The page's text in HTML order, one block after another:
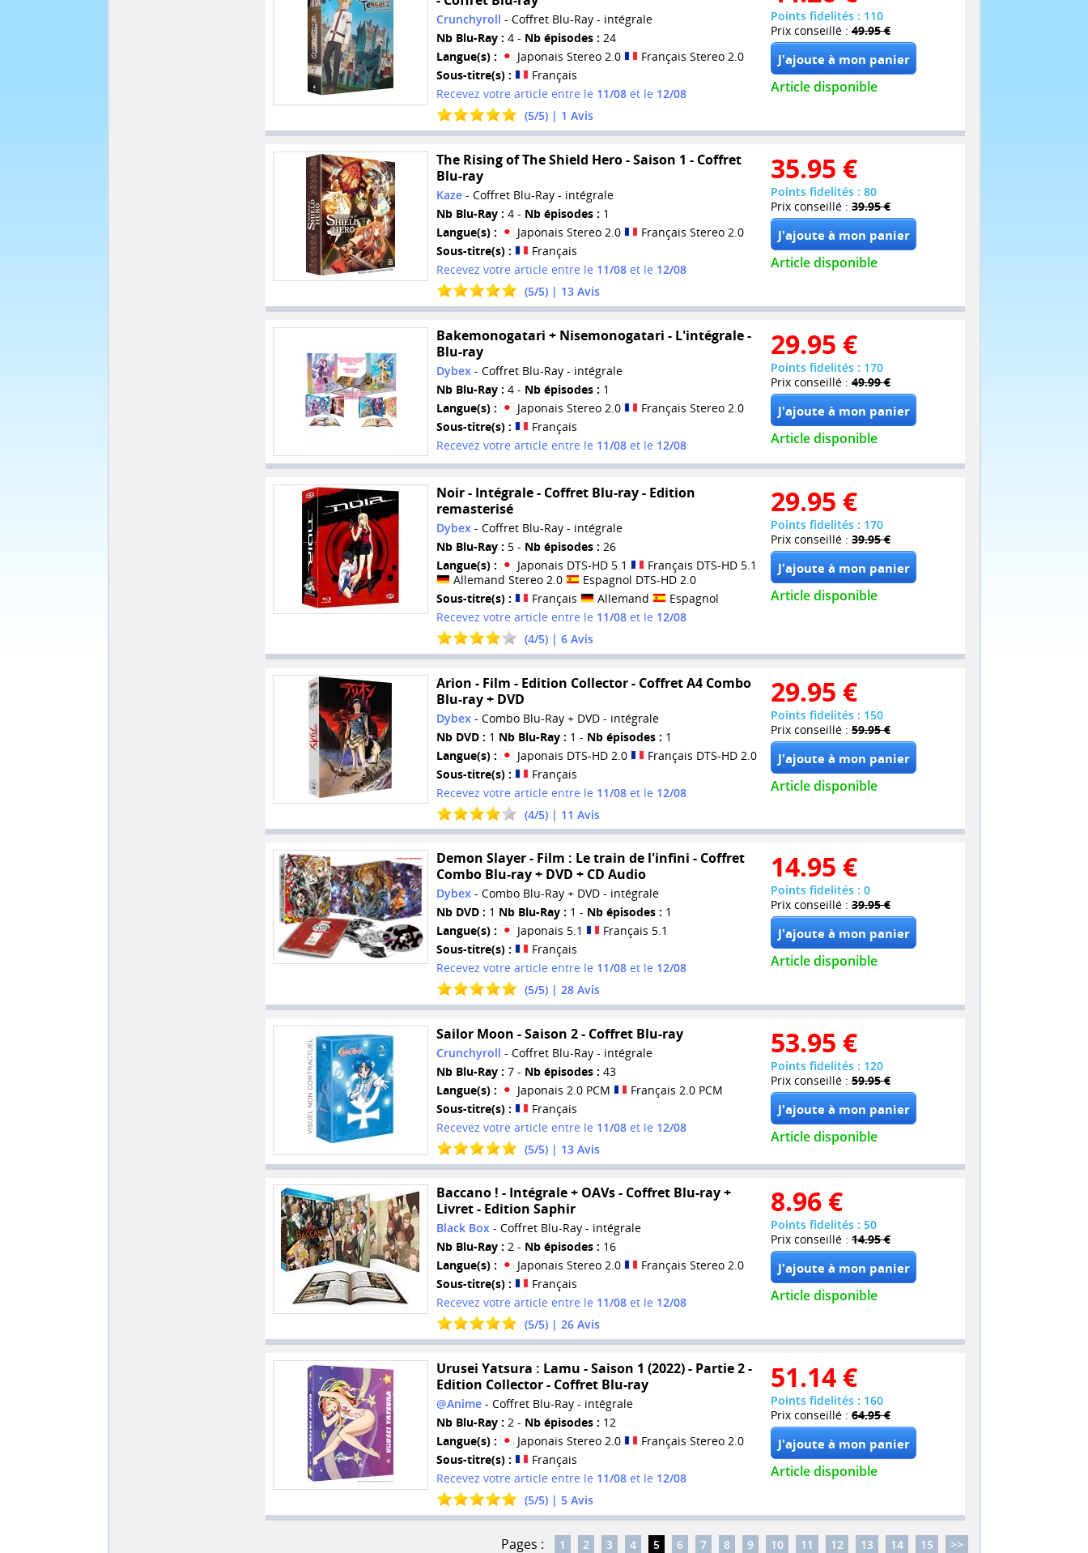
Crunchyroll - Coffret Blu-Ray - intégrale
Nb Blu-Ray : 4 - Nb épisodes : 24
Langue(s) :
Japonais Stereo 2.0
Français Stereo 2.0
Sous-titre(s) :
Français
Recevez votre article entre le 11/08et le 12/08
(5/5) | 1 Avis
Points fidelités : 110
Prix conseillé : 49.95 €
Article disponible
The Rising of The Shield Hero - Saison 1 - Coffret
Blu-ray
Kaze- Coffret Blu-Ray - intégrale
Nb Blu-Ray : 4 - Nb épisodes : 1
Langue(s) :
Japonais Stereo 2.0
Français Stereo 2.0
Sous-titre(s) :
Français
Recevez votre article entre le 11/08et le 12/08
(5/5) | 13Avis
35.95 €
Points fidelités : 80
Prix conseillé : 39.95 €
Article disponible
Bakemonogatari + Nisemonogatari - L'intégrale -
Blu-ray
Dybex - Coffret Blu-Ray - intégrale
Nb Blu-Ray : 4 - Nb épisodes : 1
Langue(s) :
Japonais Stereo 2.0
Français Stereo 2.0
Sous-titre(s) :
Français
Recevez votre article entre le 11/08et le 12/08
29.95 €
Points fidelités : 170
Prix conseillé : 49.99 €
Article disponible
Noir - Intégrale - Coffret Blu-ray - Edition
remasterisé
Dybex- Coffret Blu-Ray - intégrale
Nb Blu-Ray : 5 - Nb épisodes : 26
Langue(s) :
Japonais DTS-HD 5.1
Français DTS-HD 5.1
Allemand Stereo 2.0
Espagnol DTS-HD 2.0
Sous-titre(s) :
Français Allemand
Espagnol
Recevez votre article entre le 11/08et le 12/08
(4/5) | 6Avis
29.95 €
Points fidelités : 170
Prix conseillé : 39.95 €
Article disponible
Arion - Film - Edition Collector - Coffret A4 Combo
Blu-ray + DVD
Dybex - Combo Blu-Ray + DVD - intégrale
Nb DVD : 1 Nb Blu-Ray : 1 - Nb épisodes : 1
Langue(s) :
Japonais DTS-HD 2.0
Français DTS-HD 2.0
Sous-titre(s) :
Français
Recevez votre article entre le 11/08et le 12/08
(4/5) | 11 Avis
29.95 €
Points fidelités : 150
Prix conseillé : 59.95 €
Article disponible
Demon Slayer - Film : Le train de l'infini - Coffret
Combo Blu-ray + DVD + CD Audio
Dybex- Combo Blu-Ray + DVD - intégrale
Nb DVD : 1 Nb Blu-Ray : 1 - Nb épisodes : 1
Langue(s) :
Japonais 5.1
Français 5.1
Sous-titre(s) :
Français
Recevez votre article entre le 11/08et le 12/08
(5/5) | 28Avis
14.95 €
Points fidelités : 0
Prix conseillé : 39.95 €
Article disponible
Sailor Moon - Saison 2 - Coffret Blu-ray
Crunchyroll - Coffret Blu-Ray - intégrale
Nb Blu-Ray : 7 - Nb épisodes : 43
Langue(s) :
Japonais 2.0 PCM
Français 2.0 PCM
Sous-titre(s) :
Français
Recevez votre article entre le 11/08et le 12/08
(5/5) | 13Avis
53.95 €
Points fidelités : 120
Prix conseillé : 59.95 €
Article disponible
Baccano ! - Intégrale + OAVs - Coffret Blu-ray +
Livret - Edition Saphir
Black Box- Coffret Blu-Ray - intégrale
Nb Blu-Ray : 2 - Nb épisodes : 16
Langue(s) :
Japonais Stereo 2.0
Français Stereo 2.0
Sous-titre(s) :
Français
Recevez votre article entre le 11/08et le 12/08
(5/5) | 26Avis
8.96 €
Points fidelités : 50
Prix conseillé : 14.95 €
Article disponible
Urusei Yatsura : Lamu - Saison 1 (2022) - Partie 2 -
Edition Collector - Coffret Blu-ray
@Anime- Coffret Blu-Ray - intégrale
Nb Blu-Ray : 2 - Nb épisodes : 12
Langue(s) :
Japonais Stereo 2.0
Français Stereo 2.0
Sous-titre(s) :
Français
Recevez votre article entre le 11/08et le 12/08
(5/5) | 5Avis
51.14 €
Points fidelités : 160
Prix conseillé : 64.95 €
Article disponible
Pages : 1 2 3 4 5 6 7 8 9 10 11 12 13 14 15 >>